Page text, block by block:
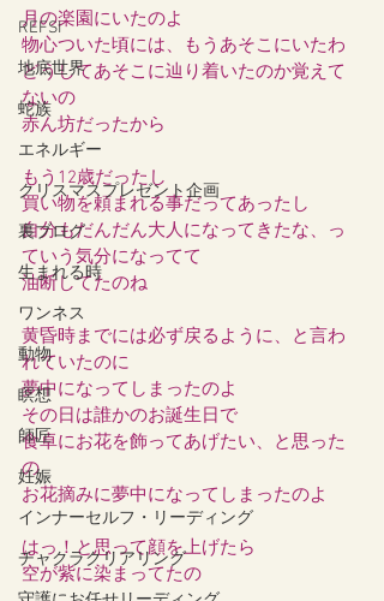
REFSI
地底世界
蛇族
エネルギー
クリスマスプレゼント企画
裏ブログ
生まれる時
ワンネス
動物
瞑想
師匠
妊娠
インナーセルフ・リーディング
チャクラクリアリング
月の楽園にいたのよ
物心ついた頃には、もうあそこにいたわ
どうしてあそこに辿り着いたのか覚えて
ないの
赤ん坊だったから
もう12歳だったし
買い物を頼まれる事だってあったし
自分もだんだん大人になってきたな、っ
ていう気分になってて
油断してたのね
黄昏時までには必ず戻るように、と言わ
れていたのに
夢中になってしまったのよ
その日は誰かのお誕生日で
食卓にお花を飾ってあげたい、と思った
の
お花摘みに夢中になってしまったのよ
はっ！と思って顔を上げたら
空が紫に染まってたの